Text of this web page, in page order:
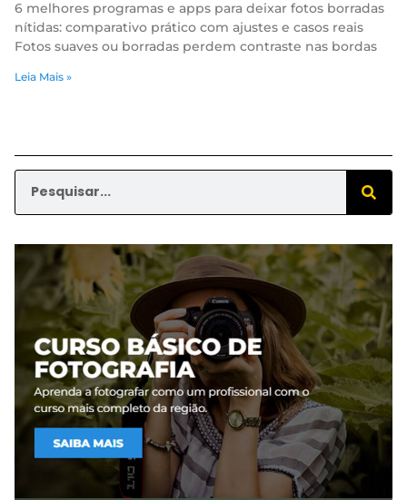
6 melhores programas e apps para deixar fotos borradas
nítidas: comparativo prático com ajustes e casos reais
Fotos suaves ou borradas perdem contraste nas bordas
Leia Mais »